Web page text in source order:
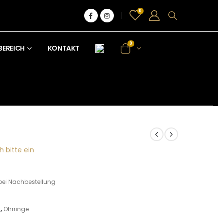
0
KONTAKT
0
bitte ein
Nachbestellung
, Ohrringe